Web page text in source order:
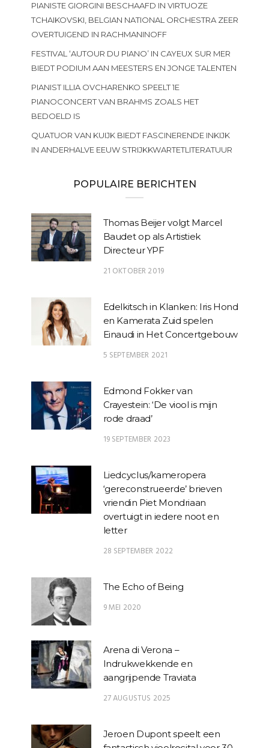
PIANISTE GIORGINI BESCHAAFD IN VIRTUOZE
TCHAIKOVSKI, BELGIAN NATIONAL ORCHESTRA ZEER
OVERTUIGEND IN RACHMANINOFF
FESTIVAL ‘AUTOUR DU PIANO’ IN CAYEUX SUR MER
BIEDT PODIUM AAN MEESTERS EN JONGE TALENTEN
PIANIST ILLIA OVCHARENKO SPEELT 1E
PIANOCONCERT VAN BRAHMS ZOALS HET
BEDOELD IS
QUATUOR VAN KUIJK BIEDT FASCINERENDE INKIJK
IN ANDERHALVE EEUW STRIJKKWARTETLITERATUUR
POPULAIRE BERICHTEN
Thomas Beijer volgt Marcel
Baudet op als Artistiek
Directeur YPF
21 OKTOBER 2019
Edelkitsch in Klanken: Iris Hond
en Kamerata Zuid spelen
Einaudi in Het Concertgebouw
5 SEPTEMBER 2021
Edmond Fokker van
Crayestein: ‘De viool is mijn
rode draad’
19 SEPTEMBER 2023
Liedcyclus/kameropera
‘gereconstrueerde’ brieven
vriendin Piet Mondriaan
overtuigt in iedere noot en
letter
28 SEPTEMBER 2022
The Echo of Being
9 MEI 2020
Arena di Verona –
Indrukwekkende en
aangrijpende Traviata
27 AUGUSTUS 2025
Jeroen Dupont speelt een